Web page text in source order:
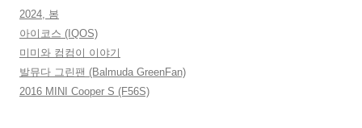
2024, 봄
아이코스 (IQOS)
미미와 컴컴이 이야기
발뮤다 그린팬 (Balmuda GreenFan)
2016 MINI Cooper S (F56S)